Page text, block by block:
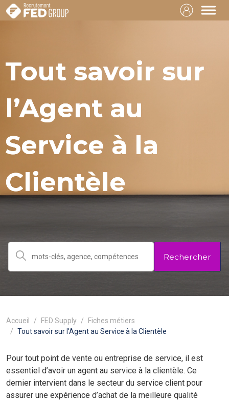
Tout savoir sur
l’Agent au
Service à la
Clientèle
Rechercher
Accueil FED Supply
Fiches métiers
Tout savoir sur l’Agent au Service à la Clientèle
Pour tout point de vente ou entreprise de service, il est
essentiel d’avoir un agent au service à la clientèle. Ce
dernier intervient dans le secteur du service client pour
assurer une expérience d’achat de la meilleure qualité